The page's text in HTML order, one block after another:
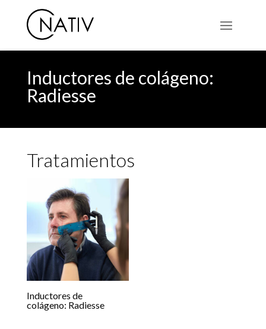
Inductores de colágeno:
Radiesse
Tratamientos
Inductores de
colágeno: Radiesse